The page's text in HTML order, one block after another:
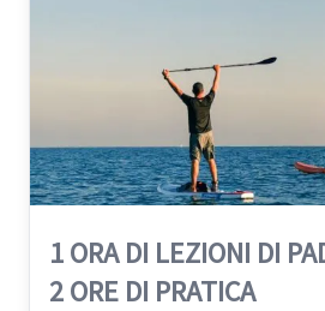
1 ORA DI LEZIONI DI
2 ORE DI PRATICA